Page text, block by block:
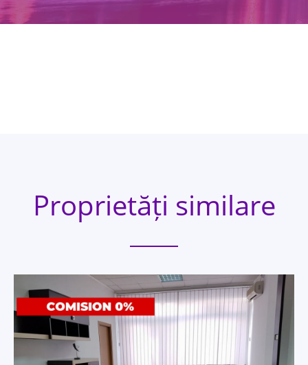
Proprietăți similare